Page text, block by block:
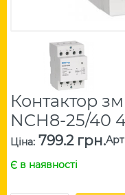
Контактор
NCH8-25/40
Ціна: 799.2 грн.
Є в наявності